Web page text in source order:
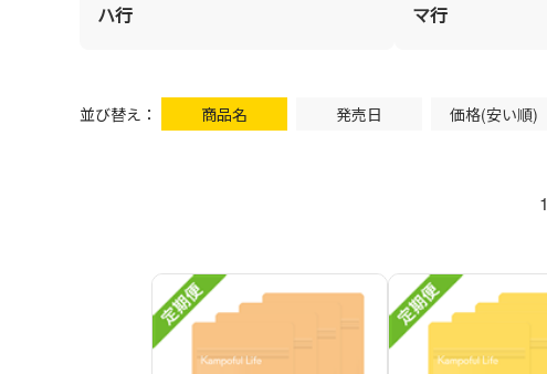
ハ行 マ行
並び替え： 商品名 発売日 価格(安い順)
1